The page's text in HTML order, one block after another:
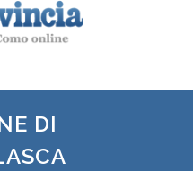
DI